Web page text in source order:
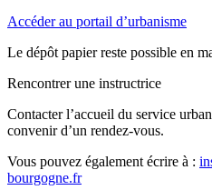
Accéder au portail d’urbanisme
Le dépôt papier reste possible en
Rencontrer une instructrice
Contacter l’accueil du service
convenir d’un rendez-vous.
Vous pouvez également écrire à :
bourgogne.fr